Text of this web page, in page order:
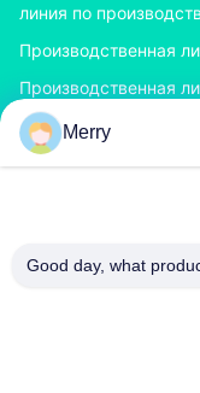
линия по
Производственная
Производственная
Двойной гранулятор
Гранулятор
Merry
Good day, what